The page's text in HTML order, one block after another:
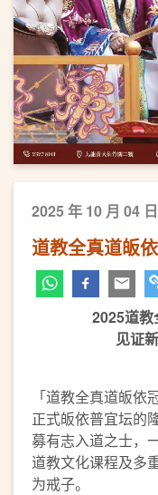
2025 年 10 月 04 日
道教全真道皈
2025道教
见证
「道教全真道皈
正式皈依普宜坛的
募有志入道之士，
道教文化课程及多
为戒子。